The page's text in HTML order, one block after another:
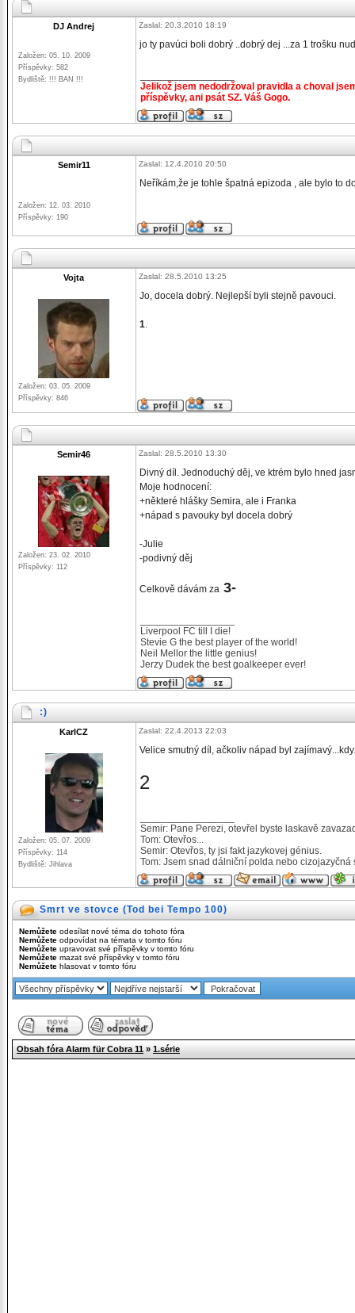
DJ Andrej
Založen: 05. 10. 2009
Příspěvky: 582
Bydliště: !!! BAN !!!
Zaslal: 20.3.2010 18:19
jo ty pavúci boli dobrý ..dobrý dej ...za 1 trošku
Jelikož jsem nedodržoval pravidla a choval
příspěvky, ani psát SZ. Váš Gogo.
Semir11
Založen: 12. 03. 2010
Příspěvky: 190
Zaslal: 12.4.2010 20:50
Neříkám,že je tohle špatná epizoda , ale bylo to
Vojta
Založen: 03. 05. 2009
Příspěvky: 846
Zaslal: 28.5.2010 13:25
Jo, docela dobrý. Nejlepší byli stejně pavouci.
1.
Semir46
Založen: 23. 02. 2010
Příspěvky: 112
Zaslal: 28.5.2010 13:30
Divný díl. Jednoduchý děj, ve ktrém bylo hned
Moje hodnocení:
+některé hlášky Semira, ale i Franka
+nápad s pavouky byl docela dobrý
-Julie
-podivný děj
Celkově dávám za 3-
Liverpool FC till I die!
Stevie G the best player of the world!
Neil Mellor the little genius!
Jerzy Dudek the best goalkeeper ever!
:)
KarlCZ
Založen: 05. 07. 2009
Příspěvky: 114
Bydliště: Jihlava
Zaslal: 22.4.2013 22:03
Velice smutný díl, ačkoliv nápad byl
2
Semir: Pane Perezi, otevřel byste laskavě
Tom: Otevřos...
Semir: Otevřos, ty jsi fakt jazykovej génius.
Tom: Jsem snad dálniční polda nebo cizojazyčná
Smrt ve stovce (Tod bei Tempo 100)
Nemůžete odesílat nové téma do tohoto fóra
Nemůžete odpovídat na témata v tomto fóru
Nemůžete upravovat své příspěvky v tomto fóru
Nemůžete mazat své příspěvky v tomto fóru
Nemůžete hlasovat v tomto fóru
Obsah fóra Alarm für Cobra 11 » 1.série